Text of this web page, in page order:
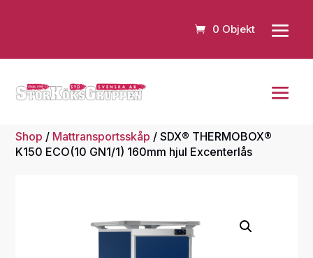
0 Objekt
Shop / Mattransportsskåp / SDX® THERMOBOX®
K150 ECO(10 GN1/1) 160mm hjul Excenterlås